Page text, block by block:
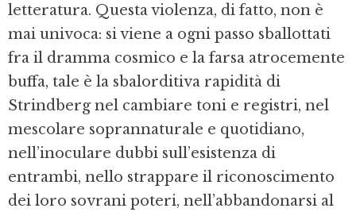
letteratura. Questa violenza, di fatto, non è
mai univoca: si viene a ogni passo sballottati
fra il dramma cosmico e la farsa atrocemente
buffa, tale è la sbalorditiva rapidità di
Strindberg nel cambiare toni e registri, nel
mescolare soprannaturale e quotidiano,
nell’inoculare dubbi sull’esistenza di
entrambi, nello strappare il riconoscimento
dei loro sovrani poteri, nell’abbandonarsi al